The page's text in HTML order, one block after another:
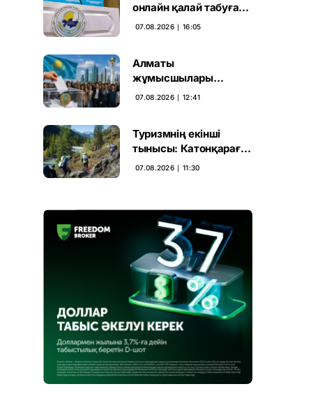
онлайн қалай табуға
болады
07.08.2026 ∣ 16:05
Алматы
жұмысшылары
Құрылтай сайлауына
07.08.2026 ∣ 12:41
Туризмнің екінші
тынысы: Катонқарағай
мен Марқакөлге
07.08.2026 ∣ 11:30